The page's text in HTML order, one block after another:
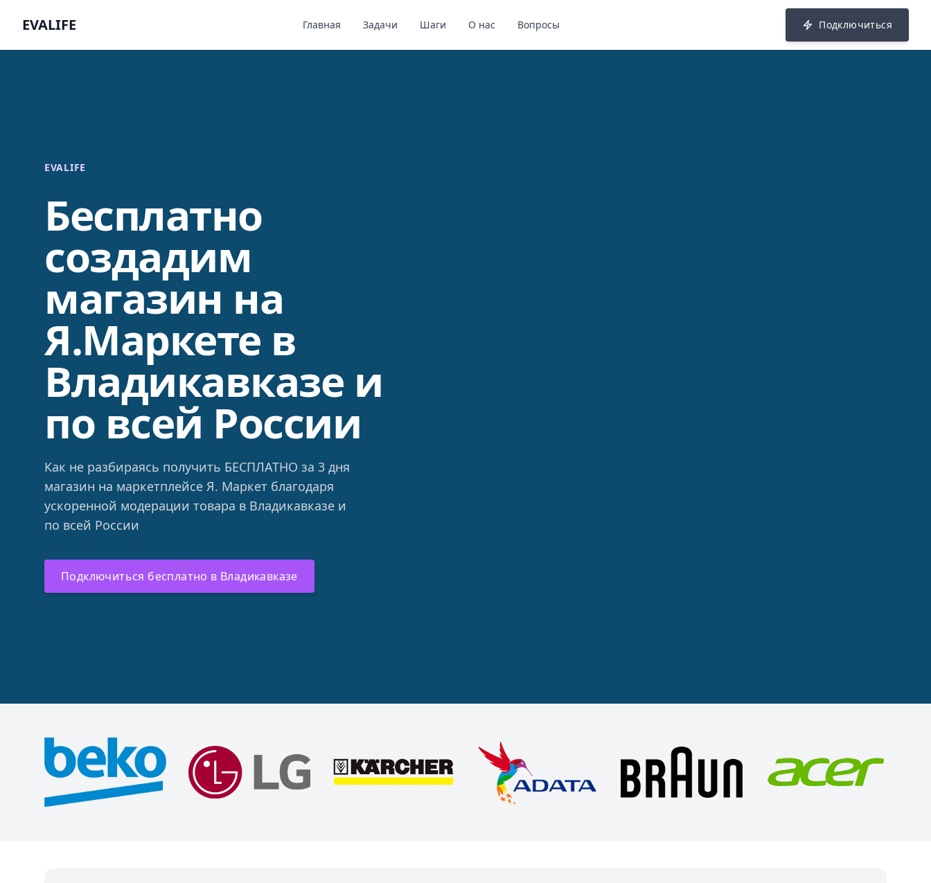
EVALIFE Подключиться
Главная Задачи Шаги О нас Вопросы
EVALIFE
Бесплатно
создадим
магазин на
Я.Маркете в
Владикавказе и
по всей России
Как не разбираясь получить БЕСПЛАТНО за 3 дня
магазин на маркетплейсе Я. Маркет благодаря
ускоренной модерации товара в Владикавказе и
по всей России
Подключиться бесплатно в Владикавказе